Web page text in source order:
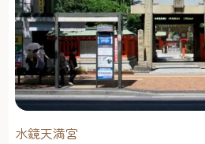
水鏡天満宮